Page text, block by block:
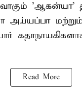
'ஆகன்யா'
அய்யப்பா மற்றும்
Read More